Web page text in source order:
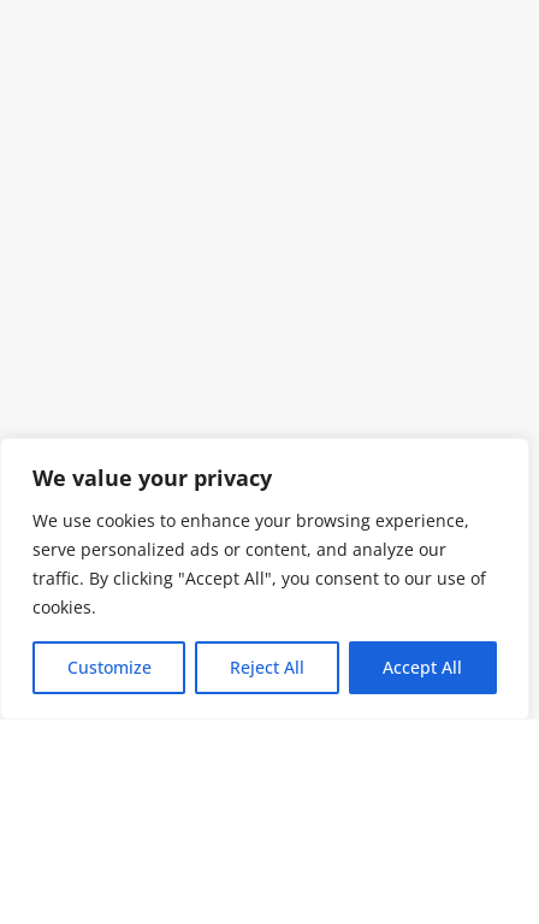
We value your privacy
We use cookies to enhance your browsing experience,
serve personalized ads or content, and analyze our
traffic. By clicking "Accept All", you consent to our use of
cookies.
Customize Reject All Accept All